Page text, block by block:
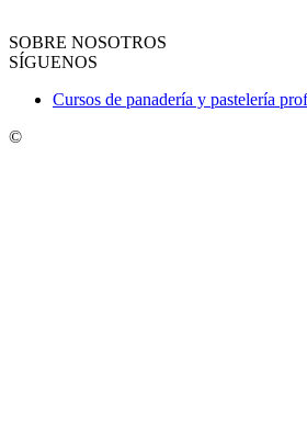
SOBRE NOSOTROS
SÍGUENOS
Cursos de panadería y pastelería
©